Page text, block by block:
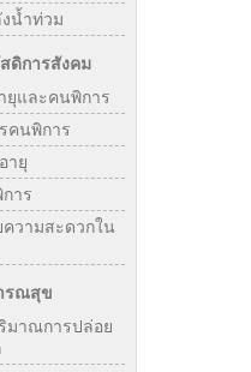
น้ำท่วม
ดิการสังคม
ยุและคนพิการ
คนพิการ
ายุ
าร
วามสะดวกใน
รณสุข
มาณการปล่อย